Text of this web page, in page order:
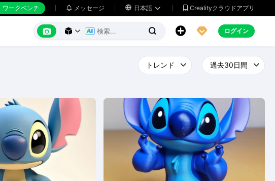
ワークベンチ  メッセージ  日本語   Crealityクラウドアプリ
      ログイン